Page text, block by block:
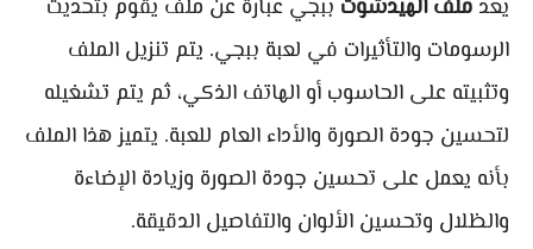
يعد ملف الهيدشوت ببجي عبارة عن ملف يقوم بتحديث
الرسومات والتأثيرات في لعبة ببجي. يتم تنزيل الملف
وتثبيته على الحاسوب أو الهاتف الذكي، ثم يتم تشغيله
لتحسين جودة الصورة والأداء العام للعبة. يتميز هذا الملف
بأنه يعمل على تحسين جودة الصورة وزيادة الإضاءة
والظلال وتحسين الألوان والتفاصيل الدقيقة.